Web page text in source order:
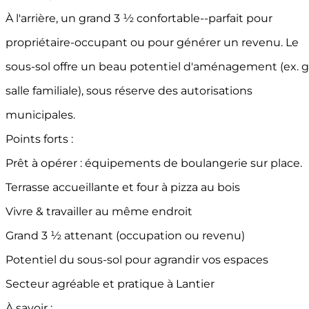
À l'arrière, un grand 3 ½ confortable--parfait pour
propriétaire-occupant ou pour générer un revenu. Le
sous-sol offre un beau potentiel d'aménagement (ex.
salle familiale), sous réserve des autorisations
municipales.
Points forts :
Prêt à opérer : équipements de boulangerie sur place.
Terrasse accueillante et four à pizza au bois
Vivre & travailler au même endroit
Grand 3 ½ attenant (occupation ou revenu)
Potentiel du sous-sol pour agrandir vos espaces
Secteur agréable et pratique à Lantier